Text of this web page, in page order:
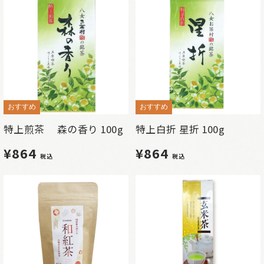
おすすめ
特上煎茶 森の香り 100g
¥864税込
おすすめ
特上白折 星折 100g
¥864税込